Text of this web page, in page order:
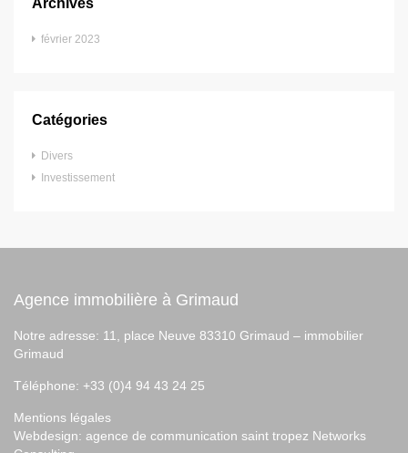
Archives
février 2023
Catégories
Divers
Investissement
Agence immobilière à Grimaud
Notre adresse: 11, place Neuve 83310 Grimaud – immobilier
Grimaud
Téléphone: +33 (0)4 94 43 24 25
Mentions légales
Webdesign: agence de communication saint tropez Networks